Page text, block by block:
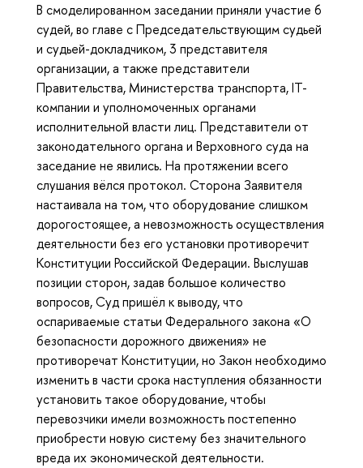
В смоделированном заседании приняли участие 6
судей, во главе с Председательствующим судьей
и судьей-докладчиком, 3 представителя
организации, а также представители
Правительства, Министерства транспорта, IT-
компании и уполномоченных органами
исполнительной власти лиц. Представители от
законодательного органа и Верховного суда на
заседание не явились. На протяжении всего
слушания вёлся протокол. Сторона Заявителя
настаивала на том, что оборудование слишком
дорогостоящее, а невозможность осуществления
деятельности без его установки противоречит
Конституции Российской Федерации. Выслушав
позиции сторон, задав большое количество
вопросов, Суд пришёл к выводу, что
оспариваемые статьи Федерального закона «О
безопасности дорожного движения» не
противоречат Конституции, но Закон необходимо
изменить в части срока наступления обязанности
установить такое оборудование, чтобы
перевозчики имели возможность постепенно
приобрести новую систему без значительного
вреда их экономической деятельности.